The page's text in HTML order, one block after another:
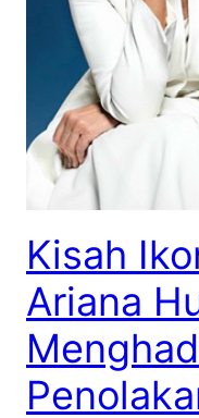
Kisah
Ariana